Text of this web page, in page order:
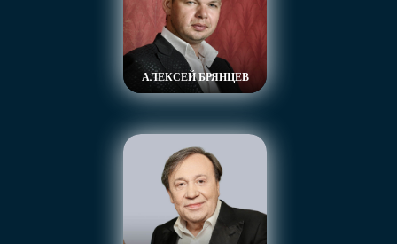
АЛЕКСЕЙ БРЯНЦЕВ